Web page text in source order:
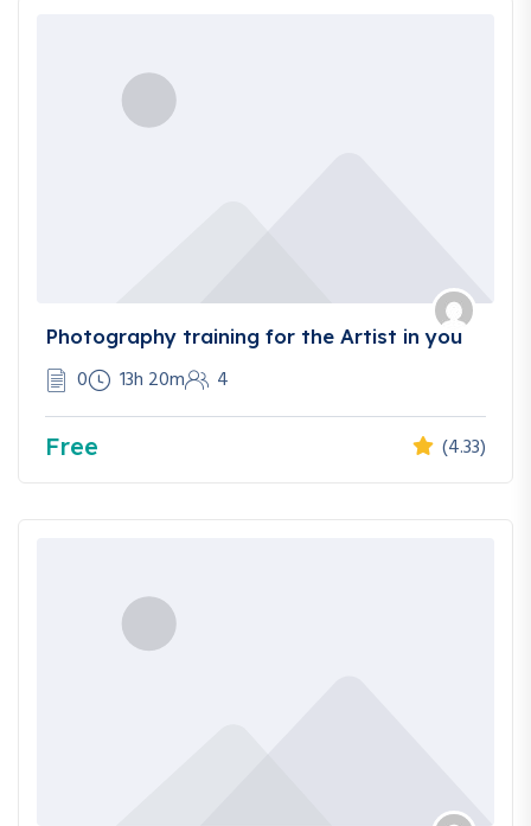
Photography training for the Artist in you
0 13h 20m 4
Free (4.33)